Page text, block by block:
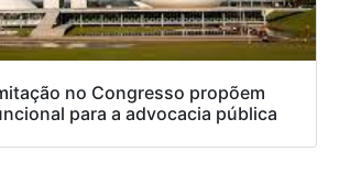
no Congresso propõem
para a advocacia pública